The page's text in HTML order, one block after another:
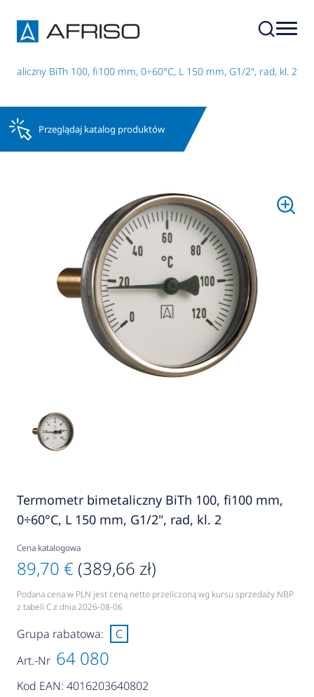
BiTh 100, fi100 mm, 0÷60°C, L 150 mm, G1/2", rad, kl. 2
Przeglądaj katalog produktów
Termometr bimetaliczny BiTh 100, fi100 mm,
0÷60°C, L 150 mm, G1/2", rad, kl. 2
Cena katalogowa
89,70 € (389,66 zł)
Podana cena w PLN jest ceną netto przeliczoną wg kursu sprzedaży NBP
z tabeli C z dnia 2026-08-06
Art.-Nr 64 080
Kod EAN: 4016203640802
Grupa rabatowa: C